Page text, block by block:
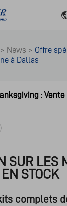
News > Offre
à Dallas
:
SUR LES
EN STOCK
complets